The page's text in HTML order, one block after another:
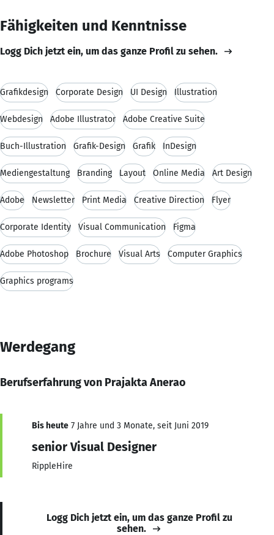
Fähigkeiten und Kenntnisse
Logg Dich jetzt ein, um das ganze Profil zu sehen.
Grafikdesign Corporate Design UI Design Illustration
Webdesign Adobe Illustrator Adobe Creative Suite
Buch-Illustration Grafik-Design Grafik InDesign
Mediengestaltung Branding Layout Online Media Art Design
Adobe Newsletter Print Media Creative Direction Flyer
Corporate Identity Visual Communication Figma
Adobe Photoshop Brochure Visual Arts Computer Graphics
Graphics programs
Werdegang
Berufserfahrung von Prajakta Anerao
Bis heute 7 Jahre und 3 Monate, seit Juni 2019
senior Visual Designer
RippleHire
Logg Dich jetzt ein, um das ganze Profil zu
sehen.